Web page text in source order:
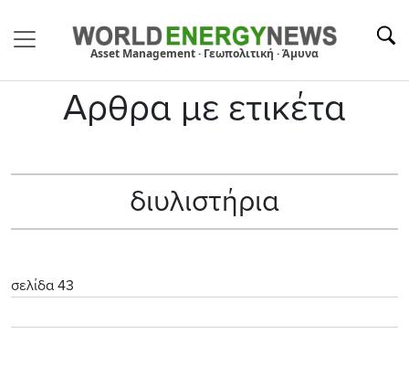
Asset Management · Γεωπολιτική · Άμυνα
Αρθρα με ετικέτα
διυλιστήρια
σελίδα 43